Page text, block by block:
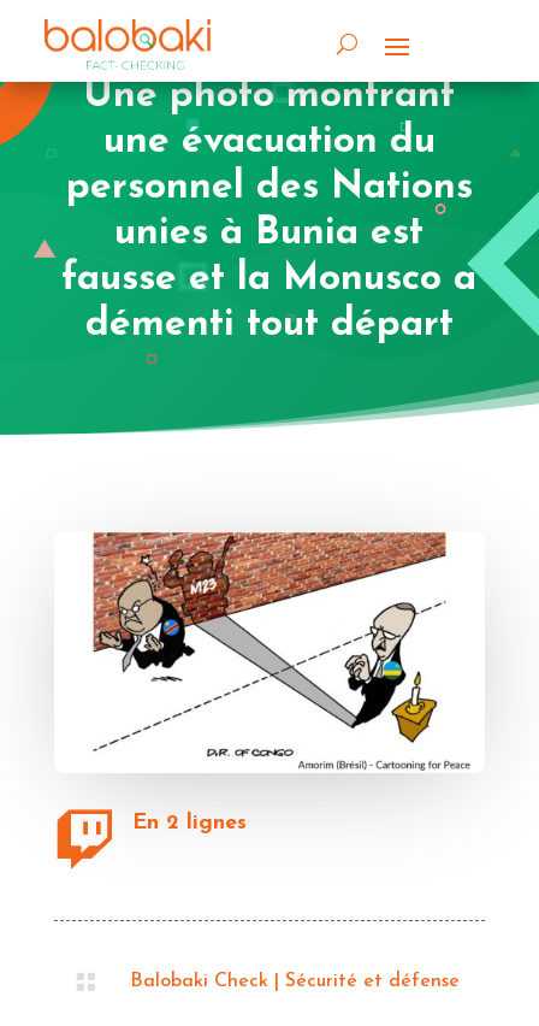
Une photo montrant
une évacuation du
personnel des Nations
unies à Bunia est
fausse et la Monusco a
démenti tout départ
 En 2 lignes
 Balobaki Check Sécurité et défense